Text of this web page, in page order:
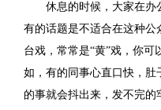
休息的时候，大家在办
有的话题是不适合在这种
台戏，常常是“黄”戏，你可
如，有的同事心直口快，
的事就会抖出来，发不完的